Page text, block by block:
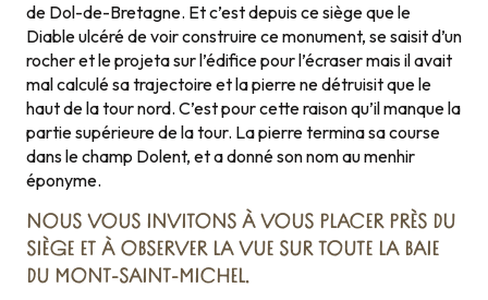
de Dol-de-Bretagne. Et c’est depuis ce siège que le
Diable ulcéré de voir construire ce monument, se saisit d’un
rocher et le projeta sur l’édifice pour l’écraser mais il avait
mal calculé sa trajectoire et la pierre ne détruisit que le
haut de la tour nord. C’est pour cette raison qu’il manque la
partie supérieure de la tour. La pierre termina sa course
dans le champ Dolent, et a donné son nom au menhir
éponyme.
NOUS VOUS INVITONS À VOUS PLACER PRÈS DU
SIÈGE ET À OBSERVER LA VUE SUR TOUTE LA BAIE
DU MONT-SAINT-MICHEL.